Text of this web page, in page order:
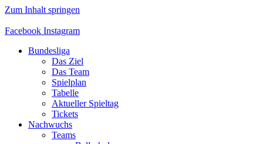
Zum Inhalt springen
Facebook Instagram
Bundesliga
Das Ziel
Das Team
Spielplan
Tabelle
Aktueller Spieltag
Tickets
Nachwuchs
Teams